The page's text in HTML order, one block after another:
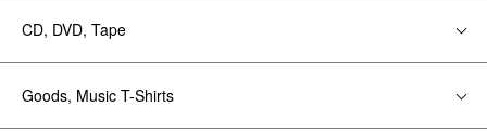
CD, DVD, Tape
Goods, Music T-Shirts